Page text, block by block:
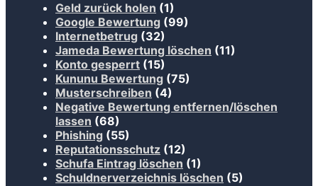
Geld zurück holen (1)
Google Bewertung (99)
Internetbetrug (32)
Jameda Bewertung löschen (11)
Konto gesperrt (15)
Kununu Bewertung (75)
Musterschreiben (4)
Negative Bewertung entfernen/löschen
lassen (68)
Phishing (55)
Reputationsschutz (12)
Schufa Eintrag löschen (1)
Schuldnerverzeichnis löschen (5)